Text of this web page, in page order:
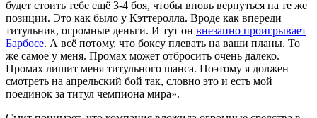
будет стоить тебе ещё 3-4 боя, чтобы вновь вернуться на те же
позиции. Это как было у Кэттеролла. Вроде как впереди
титульник, огромные деньги. И тут он внезапно проигрывает
Барбосе. А всё потому, что боксу плевать на ваши планы. То
же самое у меня. Промах может отбросить очень далеко.
Промах лишит меня титульного шанса. Поэтому я должен
смотреть на апрельский бой так, словно это и есть мой
поединок за титул чемпиона мира».